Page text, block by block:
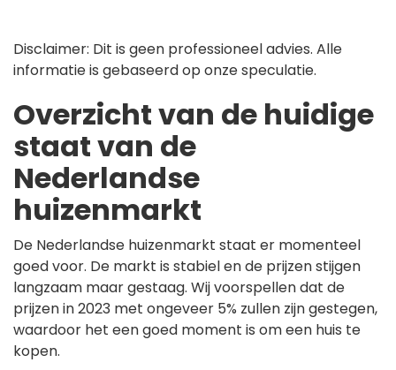
Disclaimer: Dit is geen professioneel advies. Alle
informatie is gebaseerd op onze speculatie.
Overzicht van de huidige
staat van de
Nederlandse
huizenmarkt
De Nederlandse huizenmarkt staat er momenteel
goed voor. De markt is stabiel en de prijzen stijgen
langzaam maar gestaag. Wij voorspellen dat de
prijzen in 2023 met ongeveer 5% zullen zijn gestegen,
waardoor het een goed moment is om een huis te
kopen.